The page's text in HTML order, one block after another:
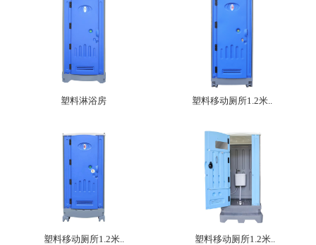
塑料淋浴房 塑料移动厕所1.2米..
塑料移动厕所1.2米..
塑料移动厕所1.2米..